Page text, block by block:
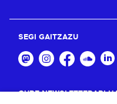
SEGI GAITZAZU
GURE NEWSLETTERARI